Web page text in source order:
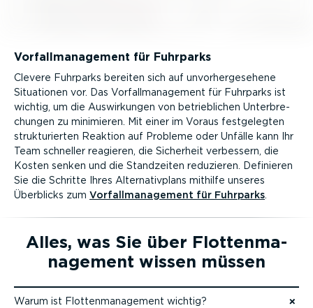
Vorfall­ma­nagement für Fuhrparks
Clevere Fuhrparks bereiten sich auf unvor­her­ge­sehene
Situationen vor. Das Vorfall­ma­nagement für Fuhrparks ist
wichtig, um die Auswir­kungen von betrieb­lichen Unter­bre­
chungen zu minimieren. Mit einer im Voraus festge­legten
struk­tu­rierten Reaktion auf Probleme oder Unfälle kann Ihr
Team schneller reagieren, die Sicherheit verbessern, die
Kosten senken und die Standzeiten reduzieren. Definieren
Sie die Schritte Ihres Alter­na­tiv­plans mithilfe unseres
Überblicks zum Vorfall­ma­nagement für Fuhrparks
Alles, was Sie über Flotten­ma­
nagement wissen müssen
Warum ist Flotten­ma­nagement wichtig?